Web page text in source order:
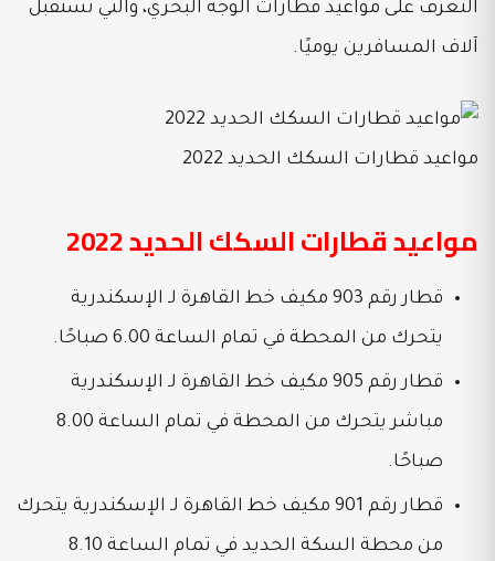
التعرف على مواعيد قطارات الوجه البحري، والتي تستقبل
آلاف المسافرين يوميًا.
مواعيد قطارات السكك الحديد 2022
مواعيد قطارات السكك الحديد 2022
قطار رقم 903 مكيف خط القاهرة لـ الإسكندرية
يتحرك من المحطة في تمام الساعة 6.00 صباحًا.
قطار رقم 905 مكيف خط القاهرة لـ الإسكندرية
مباشر يتحرك من المحطة في تمام الساعة 8.00
صباحًا.
قطار رقم 901 مكيف خط القاهرة لـ الإسكندرية يتحرك
من محطة السكة الحديد في تمام الساعة 8.10